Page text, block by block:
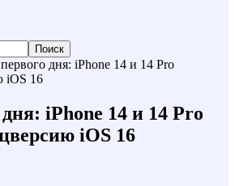
дня: iPhone 14 и 14 Pro
iOS 16
iPhone 14 и 14 Pro
iOS 16